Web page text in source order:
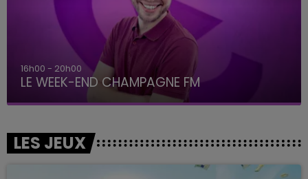
16h00 - 20h00
LE WEEK-END CHAMPAGNE FM
LES JEUX